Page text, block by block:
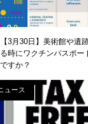
【3月30日】美術館や遺
る時にワクチンパスポー
ですか？
ュース